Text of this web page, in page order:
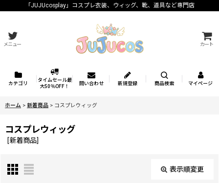
「JUJUcosplay」コスプレ衣装、ウィッグ、靴、道具など専門店
メニュー カート
カテゴリ
タイムセール最
大50％OFF！
問い合わせ 新規登録 商品検索 マイページ
ホーム > 新着商品 > コスプレウィッグ
コスプレウィッグ
[新着商品]
表示順変更